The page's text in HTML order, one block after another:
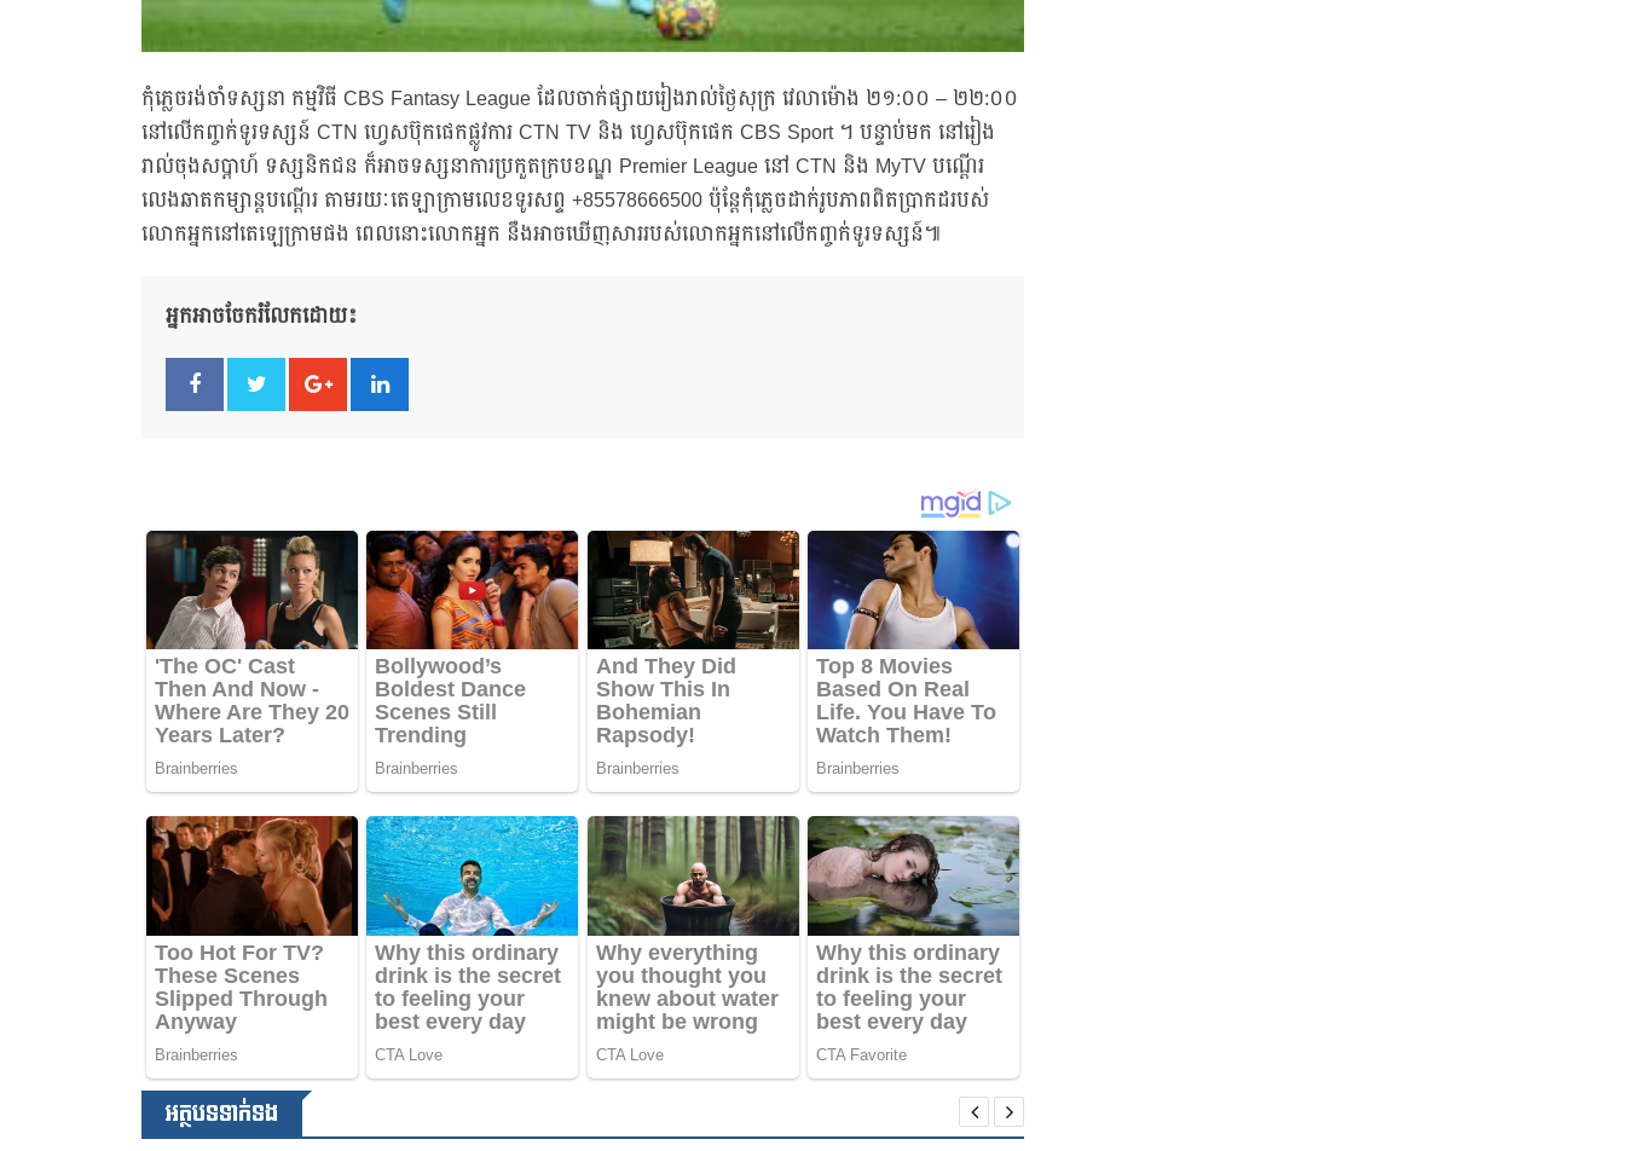
កុំភ្លេចរង់ចាំទស្សនា កម្មវិធី CBS Fantasy League ដែលចាក់ផ្សាយរៀងរាល់ថ្ងៃសុក្រ វេលាម៉ោង ២១:០០ – ២២:០០
នៅលើកញ្ចក់ទូរទស្សន៍ CTN ហ្វេសប៊ុកផេកផ្លូវការ CTN TV និង ហ្វេសប៊ុកផេក CBS Sport ។ បន្ទាប់មក នៅរៀង
រាល់ចុងសប្ដាហ៍ ទស្សនិកជន ក៏អាចទស្សនាការប្រកួតក្របខណ្ឌ Premier League នៅ CTN និង MyTV បណ្ដើរ
លេងឆាតកម្សាន្តបណ្តើរ តាមរយៈតេឡាក្រាមលេខទូរសព្ទ +85578666500 ប៉ុន្តែកុំភ្លេចដាក់រូបភាពពិតប្រាកដរបស់
លោកអ្នកនៅតេឡេក្រាមផង ពេលនោះលោកអ្នក នឹងអាចឃើញសាររបស់លោកអ្នកនៅលើកញ្ចក់ទូរទស្សន៍៕
អ្នកអាចចែករំលែកដោយ៖
អត្ថបទទាក់ទង